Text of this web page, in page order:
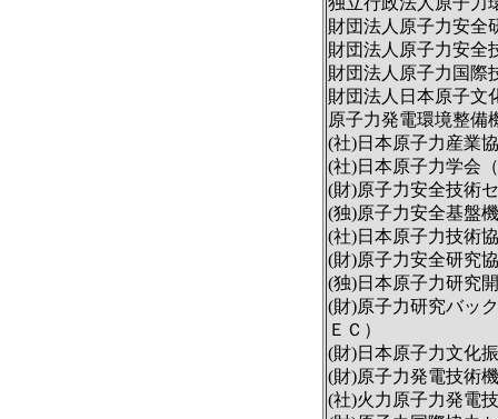
財団法人原子力安全
財団法人原子力安全
財団法人原子力国際
財団法人日本原子文
原子力発電環境整備
(社)日本原子力産業
(社)日本原子力学会
(財)原子力安全技術
(独)原子力安全基盤
(社)日本原子力技術
(財)原子力安全研究
(独)日本原子力研究
(財)原子力研究バッ
ＥＣ）
(財)日本原子力文化
(財)原子力発電技術
(社)火力原子力発電